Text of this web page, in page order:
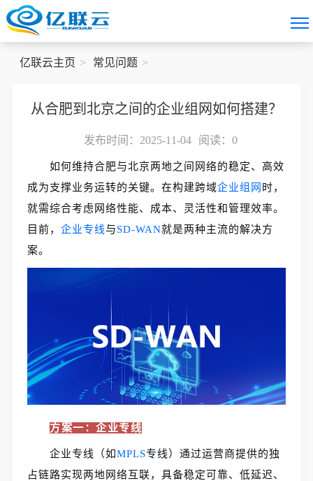
亿联云主页 常见问题
从合肥到北京之间的企业组网如何搭建？
发布时间：2025-11-04 阅读： 0
如何维持合肥与北京两地之间网络的稳定、高效
成为支撑业务运转的关键。在构建跨域企业组网 时，
就需综合考虑网络性能、成本、灵活性和管理效率。
目前，企业专线与SD-WAN就是两种主流的解决方
案。
方案一：企业专线
企业专线（如MPLS专线）通过运营商提供的独
占链路实现两地网络互联，具备稳定可靠、低延迟、